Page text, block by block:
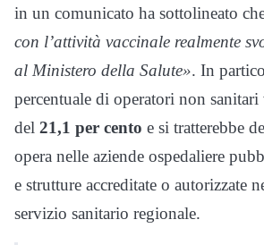
in un comunicato ha sottolineato
con l’attività vaccinale realmente
al Ministero della Salute». In
percentuale di operatori non sanitari
del 21,1 per cento e si tratterebbe
opera nelle aziende ospedaliere
e strutture accreditate o autorizzate
servizio sanitario regionale.